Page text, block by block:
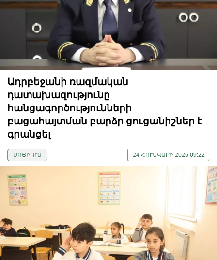
Ադրբեջանի ռազմական
դատախազությունը
հանցագործությունների
բացահայտման բարձր ցուցանիշներ է
գրանցել
ՍՈՑԻՈՒՄ 24 ՀՈՒՆՎԱՐԻ 2026 09:22